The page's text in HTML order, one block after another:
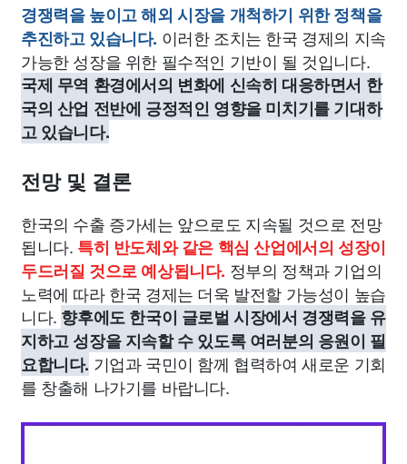
경쟁력을 높이고 해외 시장을 개척하기 위한 정책을
추진하고 있습니다. 이러한 조치는 한국 경제의 지속
가능한 성장을 위한 필수적인 기반이 될 것입니다.
국제 무역 환경에서의 변화에 신속히 대응하면서 한
국의 산업 전반에 긍정적인 영향을 미치기를 기대하
고 있습니다.
전망 및 결론
한국의 수출 증가세는 앞으로도 지속될 것으로 전망
됩니다. 특히 반도체와 같은 핵심 산업에서의 성장이
두드러질 것으로 예상됩니다. 정부의 정책과 기업의
노력에 따라 한국 경제는 더욱 발전할 가능성이 높습
니다. 향후에도 한국이 글로벌 시장에서 경쟁력을 유
지하고 성장을 지속할 수 있도록 여러분의 응원이 필
요합니다. 기업과 국민이 함께 협력하여 새로운 기회
를 창출해 나가기를 바랍니다.